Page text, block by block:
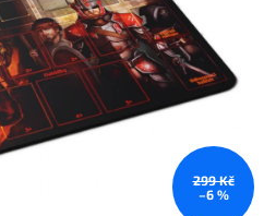
299 Kč
–6 %